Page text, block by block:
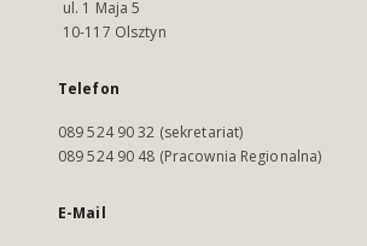
ul. 1 Maja 5
10-117 Olsztyn
Telefon
089 524 90 32 (sekretariat)
089 524 90 48 (Pracownia Regionalna)
E-Mail